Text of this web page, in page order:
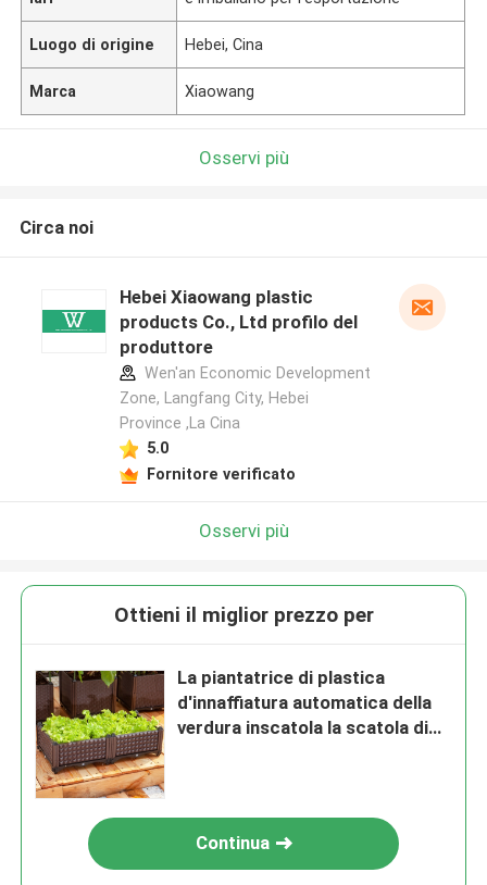
Luogo di origine Hebei, Cina
Marca Xiaowang
Osservi più
Circa noi
Hebei Xiaowang plastic
products Co., Ltd profilo del
produttore
Wen'an Economic Development
Zone, Langfang City, Hebei
Province ,La Cina
5.0
Fornitore verificato
Osservi più
Ottieni il miglior prezzo per
La piantatrice di plastica
d'innaffiatura automatica della
verdura inscatola la scatola di
Continua